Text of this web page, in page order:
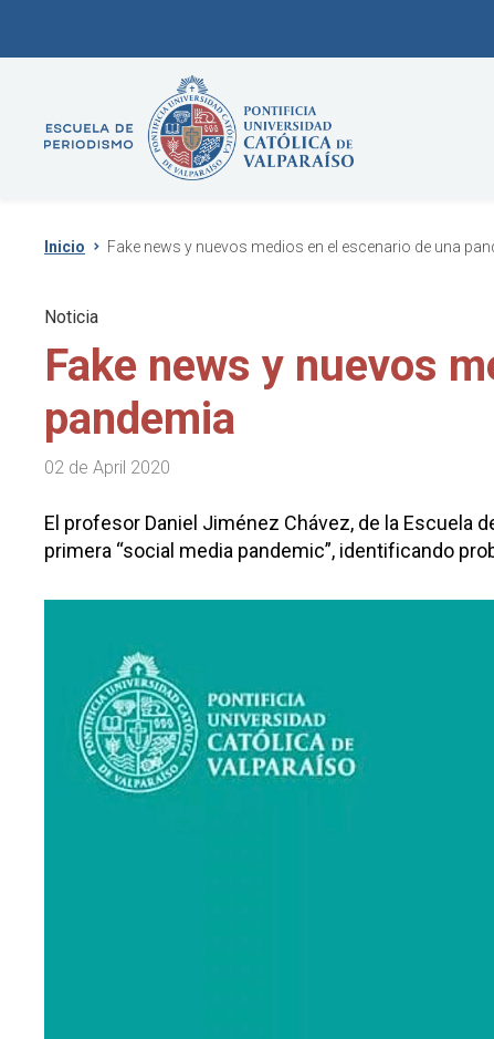
Inicio Fake news y nuevos medios en el escenario de una
Noticia
Fake news y nuevos
pandemia
02 de April 2020
El profesor Daniel Jiménez Chávez, de la Escuela
primera “social media pandemic”, identificando